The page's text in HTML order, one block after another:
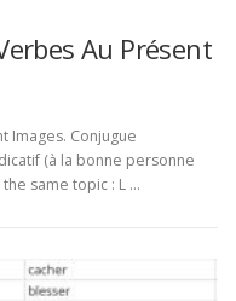
Au Présent
Images. Conjugue
(à la bonne personne
same topic : L …